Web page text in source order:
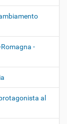
-
al